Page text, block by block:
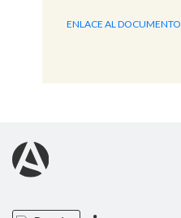
ENLACE AL DOCUMENTO